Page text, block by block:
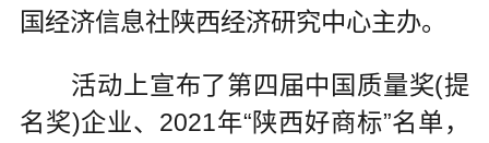
国经济信息社陕西经济研究中心主办。
活动上宣布了第四届中国质量奖(提
名奖)企业、2021年“陕西好商标”名单，